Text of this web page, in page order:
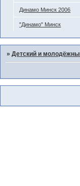
Динамо Минск 2006
"Динамо" Минск
»Детский и